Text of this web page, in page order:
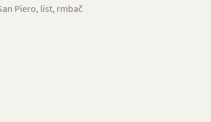
Piero, list, rmbač